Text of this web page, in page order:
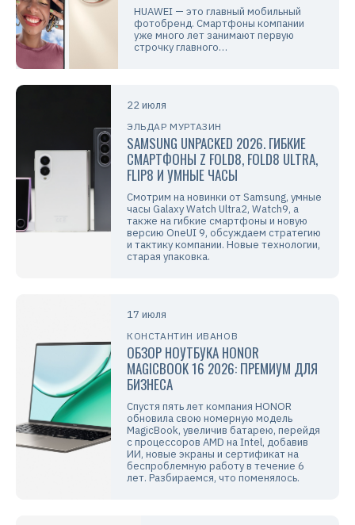
HUAWEI — это главный мобильный
фотобренд. Смартфоны компании
уже много лет занимают первую
строчку главного…
22 июля
ЭЛЬДАР МУРТАЗИН
SAMSUNG UNPACKED 2026. ГИБКИЕ
СМАРТФОНЫ Z FOLD8, FOLD8 ULTRA,
FLIP8 И УМНЫЕ ЧАСЫ
Смотрим на новинки от Samsung, умные
часы Galaxy Watch Ultra2, Watch9, а
также на гибкие смартфоны и новую
версию OneUI 9, обсуждаем стратегию
и тактику компании. Новые технологии,
старая упаковка.
17 июля
КОНСТАНТИН ИВАНОВ
ОБЗОР НОУТБУКА HONOR
MAGICBOOK 16 2026: ПРЕМИУМ ДЛЯ
БИЗНЕСА
Спустя пять лет компания HONOR
обновила свою номерную модель
MagicBook, увеличив батарею, перейдя
с процессоров AMD на Intel, добавив
ИИ, новые экраны и сертификат на
беспроблемную работу в течение 6
лет. Разбираемся, что поменялось.